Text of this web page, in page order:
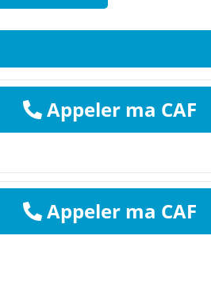
Appeler ma CAF
Appeler ma CAF